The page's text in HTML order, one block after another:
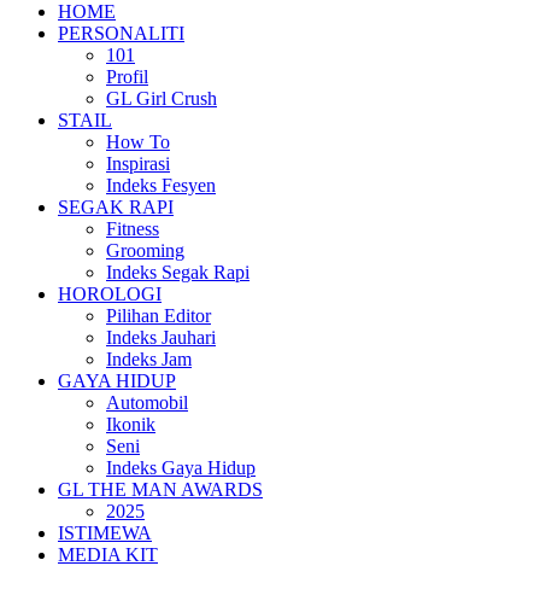
HOME
PERSONALITI
101
Profil
GL Girl Crush
STAIL
How To
Inspirasi
Indeks Fesyen
SEGAK RAPI
Fitness
Grooming
Indeks Segak Rapi
HOROLOGI
Pilihan Editor
Indeks Jauhari
Indeks Jam
GAYA HIDUP
Automobil
Ikonik
Seni
Indeks Gaya Hidup
GL THE MAN AWARDS
2025
ISTIMEWA
MEDIA KIT